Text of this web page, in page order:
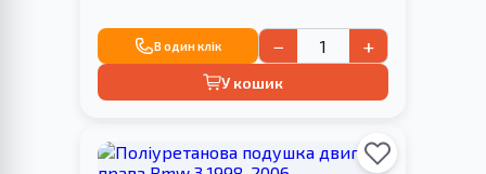
В один клік − +
У кошик